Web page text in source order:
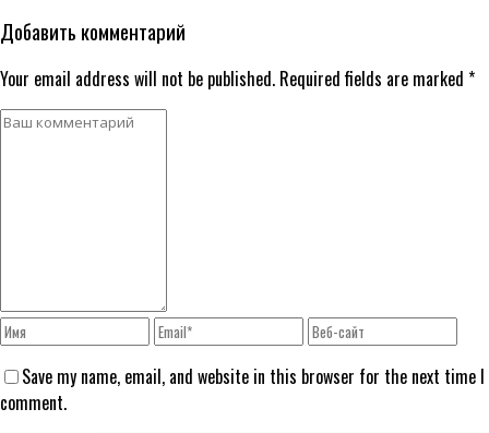
Добавить комментарий
Your email address will not be published. Required fields are marked *
Save my name, email, and website in this browser for the next time I
comment.